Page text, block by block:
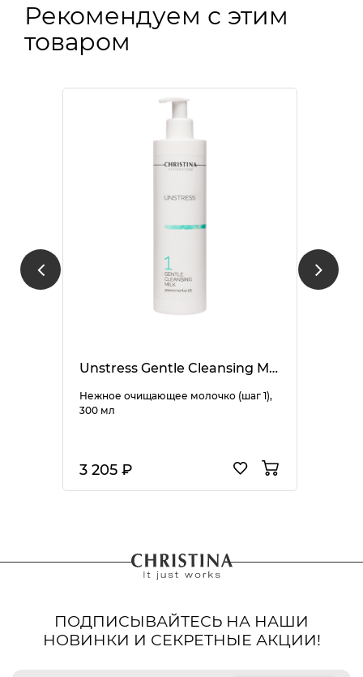
Рекомендуем с этим
товаром
Unstress Gentle Cleansing Milk
Нежное очищающее молочко (шаг 1),
300 мл
3 205 ₽
ПОДПИСЫВАЙТЕСЬ НА НАШИ
НОВИНКИ И СЕКРЕТНЫЕ АКЦИИ!